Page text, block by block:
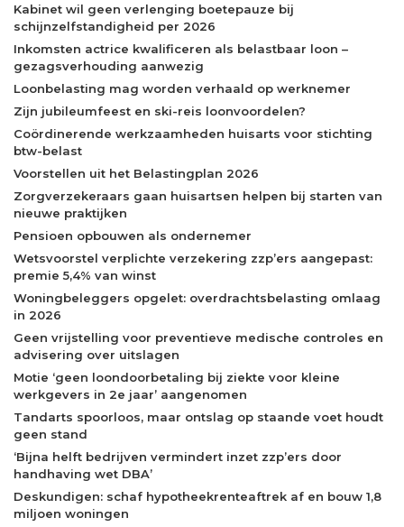
Kabinet wil geen verlenging boetepauze bij
schijnzelfstandigheid per 2026
Inkomsten actrice kwalificeren als belastbaar loon –
gezagsverhouding aanwezig
Loonbelasting mag worden verhaald op werknemer
Zijn jubileumfeest en ski-reis loonvoordelen?
Coördinerende werkzaamheden huisarts voor stichting
btw-belast
Voorstellen uit het Belastingplan 2026
Zorgverzekeraars gaan huisartsen helpen bij starten van
nieuwe praktijken
Pensioen opbouwen als ondernemer
Wetsvoorstel verplichte verzekering zzp’ers aangepast:
premie 5,4% van winst
Woningbeleggers opgelet: overdrachtsbelasting omlaag
in 2026
Geen vrijstelling voor preventieve medische controles en
advisering over uitslagen
Motie ‘geen loondoorbetaling bij ziekte voor kleine
werkgevers in 2e jaar’ aangenomen
Tandarts spoorloos, maar ontslag op staande voet houdt
geen stand
‘Bijna helft bedrijven vermindert inzet zzp’ers door
handhaving wet DBA’
Deskundigen: schaf hypotheekrenteaftrek af en bouw 1,8
miljoen woningen